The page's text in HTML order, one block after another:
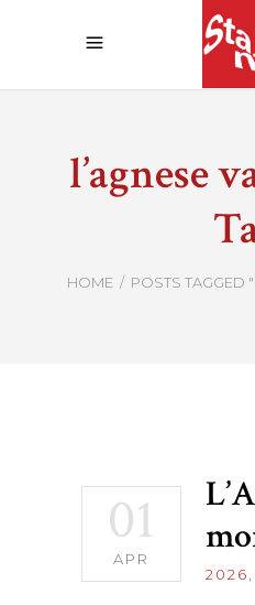
l’agnese
HOME / POSTS TAGGED
01
APR
2026